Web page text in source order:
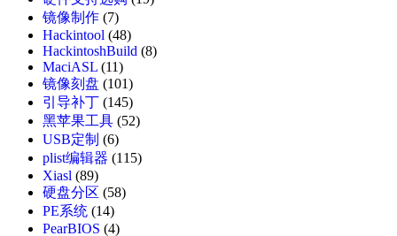
镜像制作 (7)
Hackintool (48)
HackintoshBuild (8)
MaciASL (11)
镜像刻盘 (101)
引导补丁 (145)
黑苹果工具 (52)
USB定制 (6)
plist编辑器 (115)
Xiasl (89)
硬盘分区 (58)
PE系统 (14)
PearBIOS (4)